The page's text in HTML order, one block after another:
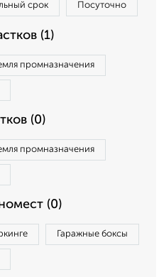
срок Посуточно
(1)
промназначения
(0)
промназначения
(0)
Гаражные боксы